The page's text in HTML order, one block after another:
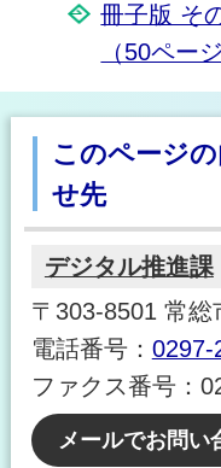
冊子版 そ
（50ページ
このページ
せ先
デジタル推進課
〒303-8501 常
電話番号： 0297-
ファクス番号：
メールでお問い